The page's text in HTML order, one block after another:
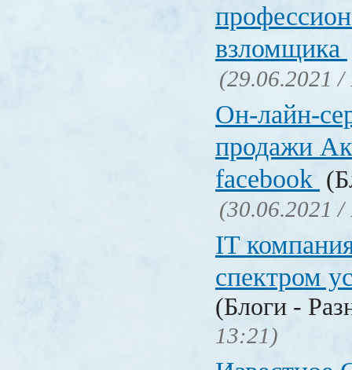
взломщика
(29.06.2021 /
Он-лайн-
продажи
facebook
(30.06.2021 /
IT
спектром
(Блоги -
13:21)